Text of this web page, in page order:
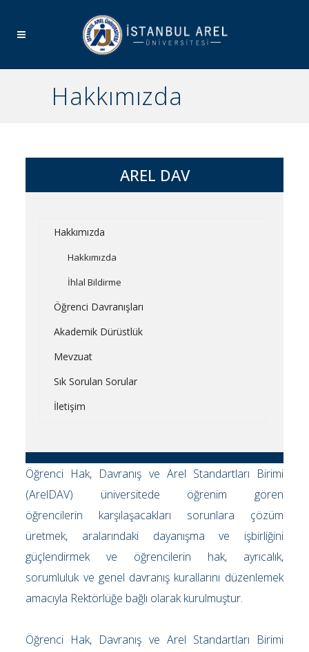
Hakkımızda
AREL DAV
Hakkımızda
Hakkımızda
İhlal Bildirme
Öğrenci Davranışları
Akademik Dürüstlük
Mevzuat
Sık Sorulan Sorular
İletişim
Öğrenci Hak, Davranış ve Arel Standartları Birimi
(ArelDAV) üniversitede öğrenim gören
öğrencilerin karşılaşacakları sorunlara çözüm
üretmek, aralarındaki dayanışma ve işbirliğini
güçlendirmek ve öğrencilerin hak, ayrıcalık,
sorumluluk ve genel davranış kurallarını düzenlemek
amacıyla Rektörlüğe bağlı olarak kurulmuştur.
Öğrenci Hak, Davranış ve Arel Standartları Birimi